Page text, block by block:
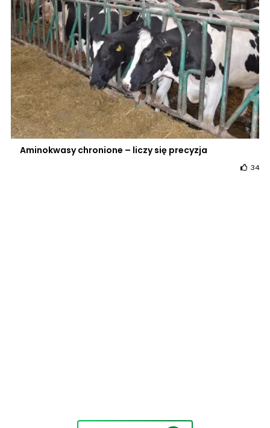
Aminokwasy chronione – liczy się precyzja
34